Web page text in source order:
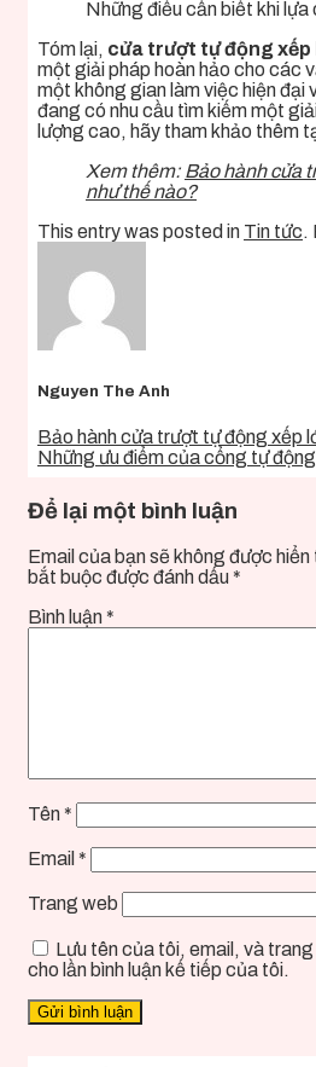
Những điều cần biết khi
Tóm lại, cửa trượt tự động xếp
một giải pháp hoàn hảo cho các
một không gian làm việc hiện đại
đang có nhu cầu tìm kiếm một
lượng cao, hãy tham khảo thêm
Xem thêm: Bảo hành cửa
như thế nào?
This entry was posted in Tin tức.
Nguyen The Anh
Bảo hành cửa trượt tự động xếp
Những ưu điểm của cổng tự
Để lại một bình luận
Email của bạn sẽ không được hiển
bắt buộc được đánh dấu *
Bình luận *
Tên *
Email *
Trang web
Lưu tên của tôi, email, và
cho lần bình luận kế tiếp của tôi.